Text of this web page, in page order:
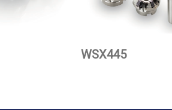
WSX445